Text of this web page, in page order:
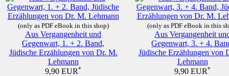
(only as PDF eBook in this shop)
Aus Vergangenheit und
Gegenwart, 1. + 2. Band,
Jüdische Erzählungen von Dr. M.
Lehmann
9,90 EUR*
(only as PDF eBook in this
Aus Vergangenheit
Gegenwart, 3. + 4.
Jüdische Erzählungen von
Lehmann
9,90 EUR*